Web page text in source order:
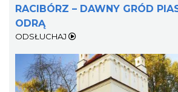
RACIBÓRZ – DAWNY GRÓD
ODRĄ
ODSŁUCHAJ